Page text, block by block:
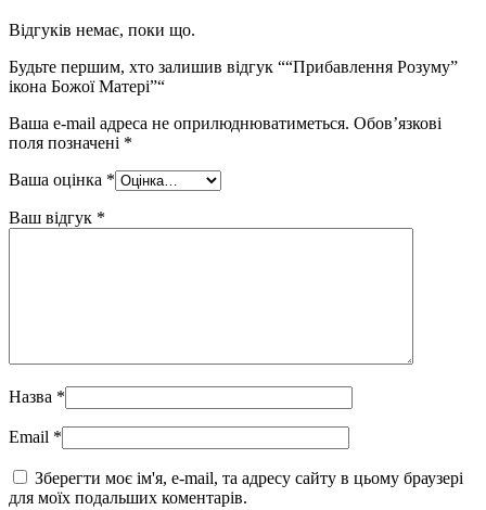
Відгуків немає, поки що.
Будьте першим, хто залишив відгук ““Прибавлення Розуму”
ікона Божої Матері”“
Ваша e-mail адреса не оприлюднюватиметься. Обов’язкові
поля позначені *
Ваша оцінка *
Ваш відгук *
Назва *
Email *
Зберегти моє ім'я, e-mail, та адресу сайту в цьому браузері
для моїх подальших коментарів.